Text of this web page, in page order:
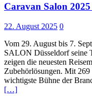
Caravan Salon
22. August 2025 0
Vom 29. August bis 7.
SALON Düsseldorf seine
zeigen die neuesten
Zubehörlösungen. Mit 269
wichtigste Bühne der
[…]